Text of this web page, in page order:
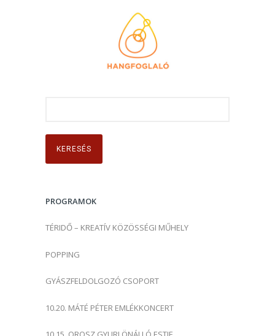
r
s
:PROGRAMOK
TÉRIDŐ – KREATÍV KÖZÖSSÉGI MŰHELY
POPPING
GYÁSZFELDOLGOZÓ CSOPORT
10.20. MÁTÉ PÉTER EMLÉKKONCERT